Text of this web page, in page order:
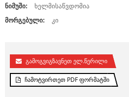
ნიმუში:
ხელმისაწვდომია
მორგებული:
კი
გამოგვიგზავნეთ ელ.წერილი
ჩამოტვირთეთ PDF ფორმატში